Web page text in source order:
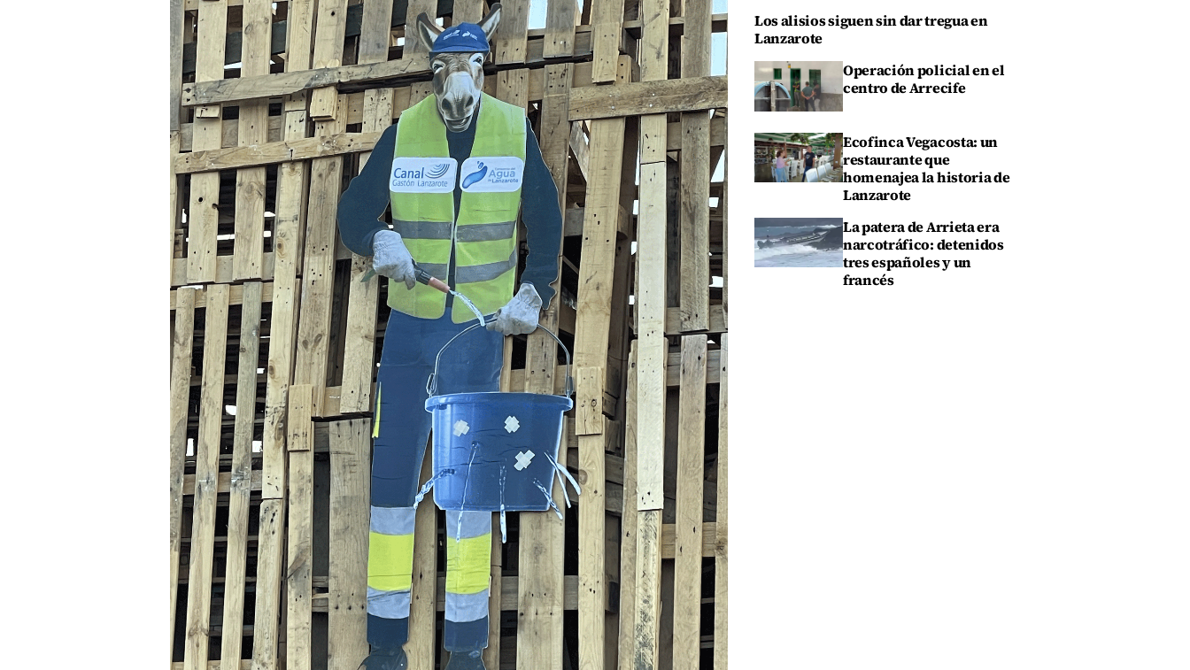
Los alisios siguen sin dar tregua en
Lanzarote
Operación policial en el
centro de Arrecife
Ecofinca Vegacosta: un
restaurante que
homenajea la historia de
Lanzarote
La patera de Arrieta era
narcotráfico: detenidos
tres españoles y un
francés